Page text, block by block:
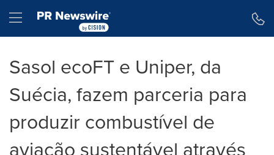
Hamburger menu
Sasol ecoFT e Uniper, da
Suécia, fazem parceria para
produzir combustível de
aviação sustentável através